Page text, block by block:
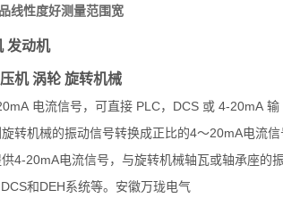
线性度好测量范围宽
发动机
机 涡轮 旋转机械
电流信号，可直接 PLC，DCS 或 4-20mA
转机械的振动信号转换成正比的4～20mA电流
4-20mA电流信号，与旋转机械轴瓦或轴承座的
和DEH系统等。安徽万珑电气